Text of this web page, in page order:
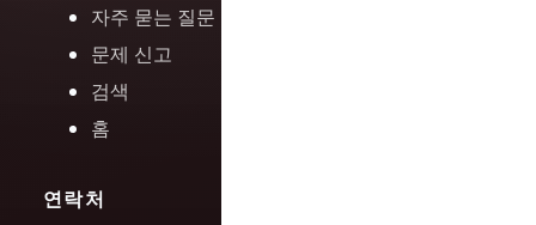
자주 묻는 질문
문제 신고
검색
홈
연락처